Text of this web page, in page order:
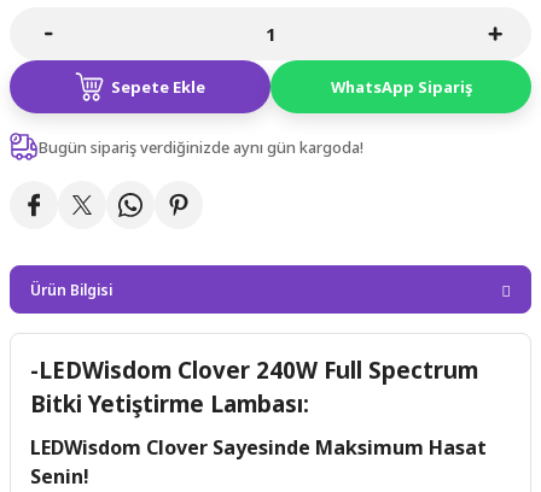
Sepete Ekle WhatsApp Sipariş
Bugün sipariş verdiğinizde aynı gün kargoda!
Ürün Bilgisi
-LEDWisdom Clover 240W Full Spectrum
Bitki Yetiştirme Lambası:
LEDWisdom Clover Sayesinde Maksimum Hasat
Senin!